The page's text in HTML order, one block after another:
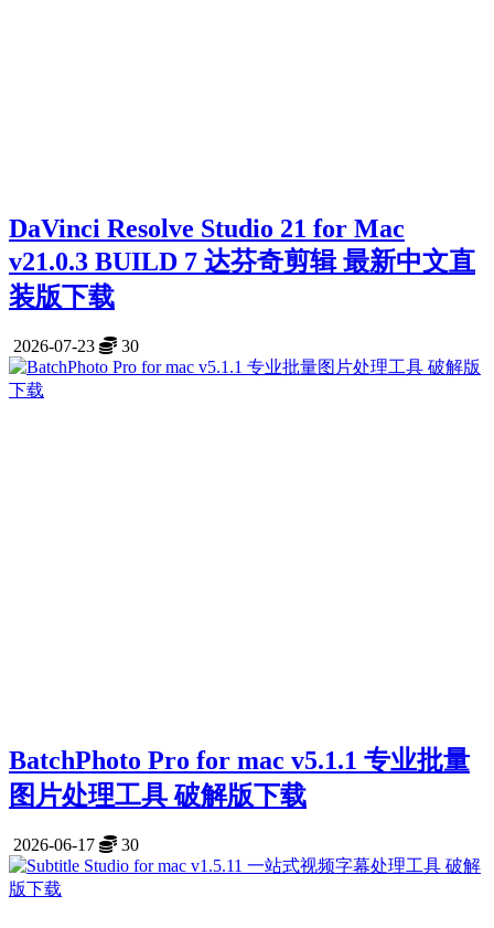
DaVinci Resolve Studio 21 for Mac
v21.0.3 BUILD 7 达芬奇剪辑 最新中文直
装版下载
2026-07-23 30
BatchPhoto Pro for mac v5.1.1 专业批量
图片处理工具 破解版下载
2026-06-17 30